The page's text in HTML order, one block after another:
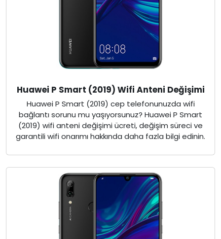
Huawei P Smart (2019) Wifi Anteni Değişimi
Huawei P Smart (2019) cep telefonunuzda wifi
bağlantı sorunu mu yaşıyorsunuz? Huawei P Smart
(2019) wifi anteni değişimi ücreti, değişim süreci ve
garantili wifi onarımı hakkında daha fazla bilgi edinin.